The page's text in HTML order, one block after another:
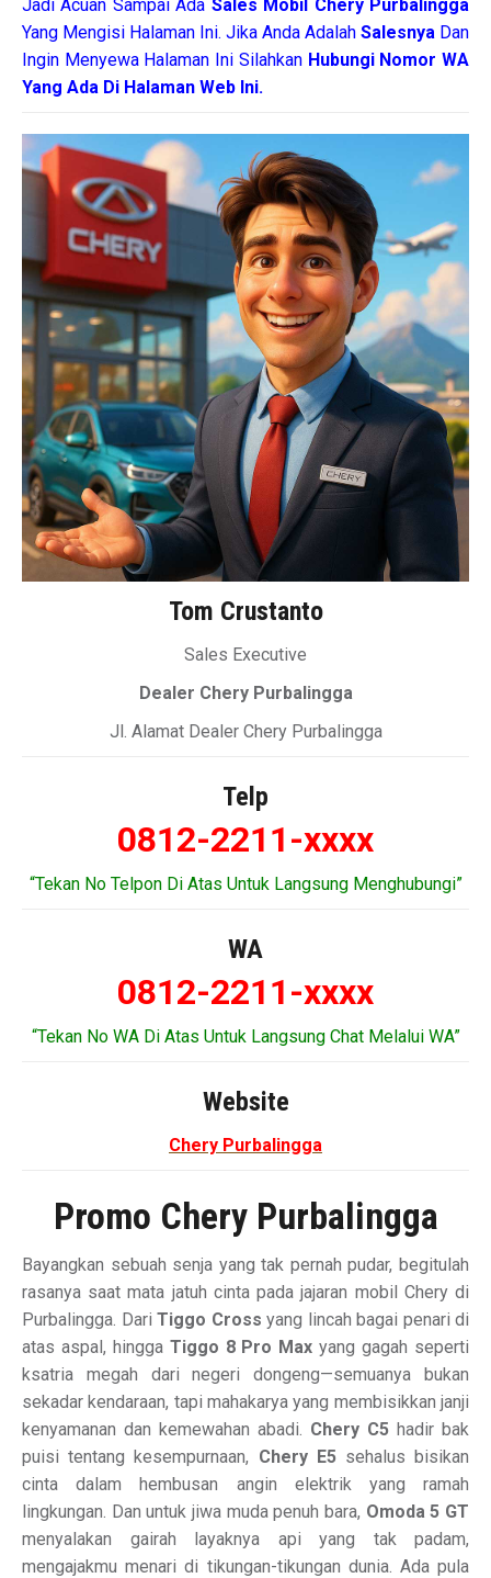
Jadi Acuan Sampai Ada Sales Mobil Chery Purbalingga
Yang Mengisi Halaman Ini. Jika Anda Adalah Salesnya Dan
Ingin Menyewa Halaman Ini Silahkan Hubungi Nomor WA
Yang Ada Di Halaman Web Ini.
Tom Crustanto
Sales Executive
Dealer Chery Purbalingga
Jl. Alamat Dealer Chery Purbalingga
Telp
0812-2211-xxxx
“Tekan No Telpon Di Atas Untuk Langsung Menghubungi”
WA
0812-2211-xxxx
“Tekan No WA Di Atas Untuk Langsung Chat Melalui WA”
Website
Chery Purbalingga
Promo Chery Purbalingga
Bayangkan sebuah senja yang tak pernah pudar, begitulah
rasanya saat mata jatuh cinta pada jajaran mobil Chery di
Purbalingga. Dari Tiggo Cross yang lincah bagai penari di
atas aspal, hingga Tiggo 8 Pro Max yang gagah seperti
ksatria megah dari negeri dongeng—semuanya bukan
sekadar kendaraan, tapi mahakarya yang membisikkan janji
kenyamanan dan kemewahan abadi. Chery C5 hadir bak
puisi tentang kesempurnaan, Chery E5sehalus bisikan
cinta dalam hembusan angin elektrik yang ramah
lingkungan. Dan untuk jiwa muda penuh bara, Omoda 5 GT
menyalakan gairah layaknya api yang tak padam,
mengajakmu menari di tikungan-tikungan dunia. Ada pula